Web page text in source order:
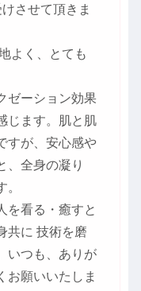
させて頂きま
よく、とても
ゼーション効果
じます。肌と肌
すが、安心感や
、全身の凝り
を看る・癒すと
共に 技術を磨
いつも、ありが
お願いいたしま